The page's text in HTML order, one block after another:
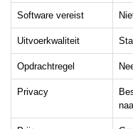
Software vereist
Uitvoerkwaliteit
Opdrachtregel
Privacy